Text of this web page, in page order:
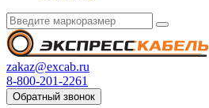
zakaz@excab.ru
8-800-201-2261
Обратный звонок